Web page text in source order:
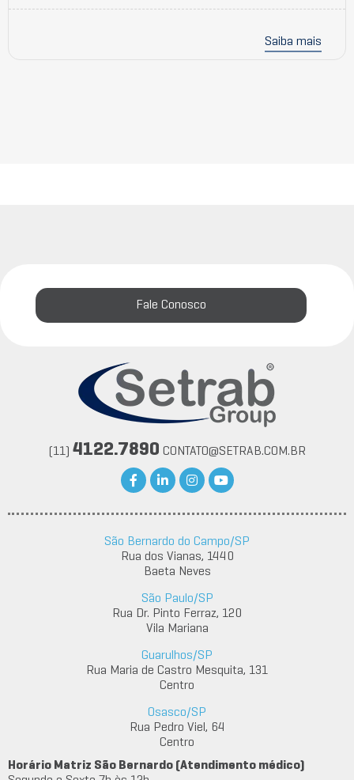
Saiba mais
(11) 4122.7890 CONTATO@SETRAB.COM.BR
São Bernardo do Campo/SP
Rua dos Vianas, 1440
Baeta Neves
São Paulo/SP
Rua Dr. Pinto Ferraz, 120
Vila Mariana
Guarulhos/SP
Rua Maria de Castro Mesquita, 131
Centro
Osasco/SP
Rua Pedro Viel, 64
Centro
Horário Matriz São Bernardo (Atendimento médico)
Fale Conosco